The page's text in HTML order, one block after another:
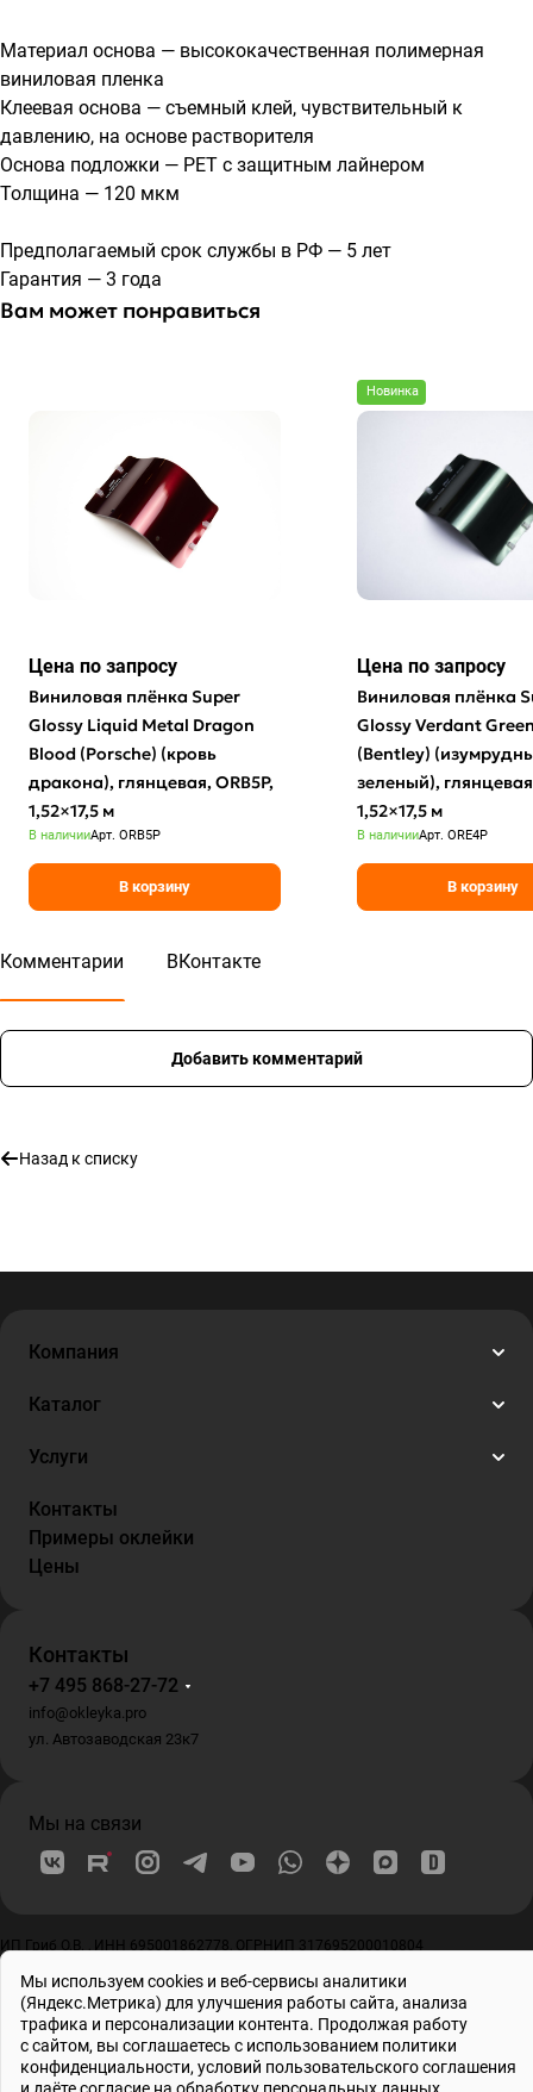
Материал основа — высококачественная полимерная
виниловая пленка
Клеевая основа — съемный клей, чувствительный к
давлению, на основе растворителя
Основа подложки — PET с защитным лайнером
Толщина — 120 мкм
Предполагаемый срок службы в РФ — 5 лет
Гарантия — 3 года
Вам может понравиться
Цена по запросу
Виниловая плёнка Super
Glossy Liquid Metal Dragon
Blood (Porsche) (кровь
дракона), глянцевая, ORB5P,
1,52×17,5 м
В наличииАрт. ORB5P
В корзину
Новинка
Цена по запросу
Виниловая плёнка
Glossy Verdant
(Bentley)
зеленый),
1,52×17,5 м
В наличииАрт. ORE4P
В корзину
Комментарии ВКонтакте
Добавить комментарий
Назад к списку
Компания
Каталог
Услуги
Контакты
Примеры оклейки
Цены
Контакты
+7 495 868-27-72
info@okleyka.pro
ул. Автозаводская 23к7
Мы на связи
ИП Гриб О.В. , ИНН 695001862778, ОГРНИП 317695200010804
Мы используем cookies и веб-сервисы аналитики
(Яндекс.Метрика) для улучшения работы сайта, анализа
трафика и персонализации контента. Продолжая работу
с сайтом, вы соглашаетесь с использованием политики
конфиденциальности, условий пользовательского соглашения